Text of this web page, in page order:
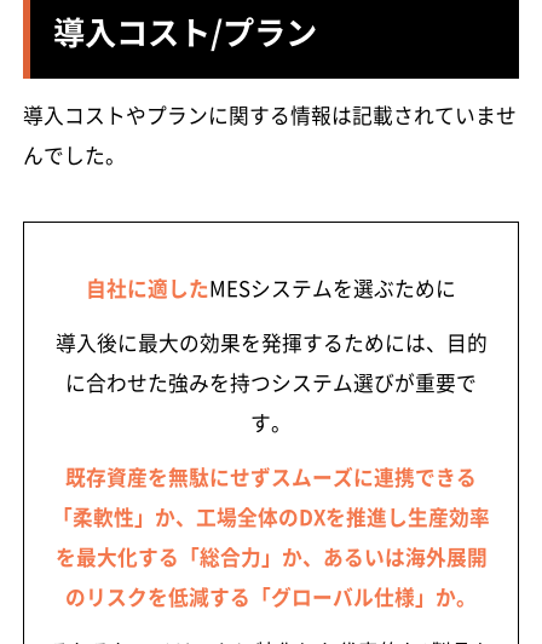
導入コスト/プラン
導入コストやプランに関する情報は記載されていませ
んでした。
自社に適したMESシステムを選ぶために
導入後に最大の効果を発揮するためには、目的
に合わせた強みを持つシステム選びが重要で
す。
既存資産を無駄にせずスムーズに連携できる
「柔軟性」か、工場全体のDXを推進し生産効率
を最大化する「総合力」か、あるいは海外展開
のリスクを低減する「グローバル仕様」か。